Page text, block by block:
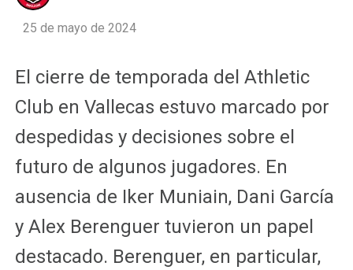
25 de mayo de 2024
El cierre de temporada del Athletic
Club en Vallecas estuvo marcado por
despedidas y decisiones sobre el
futuro de algunos jugadores. En
ausencia de Iker Muniain, Dani García
y Alex Berenguer tuvieron un papel
destacado. Berenguer, en particular,